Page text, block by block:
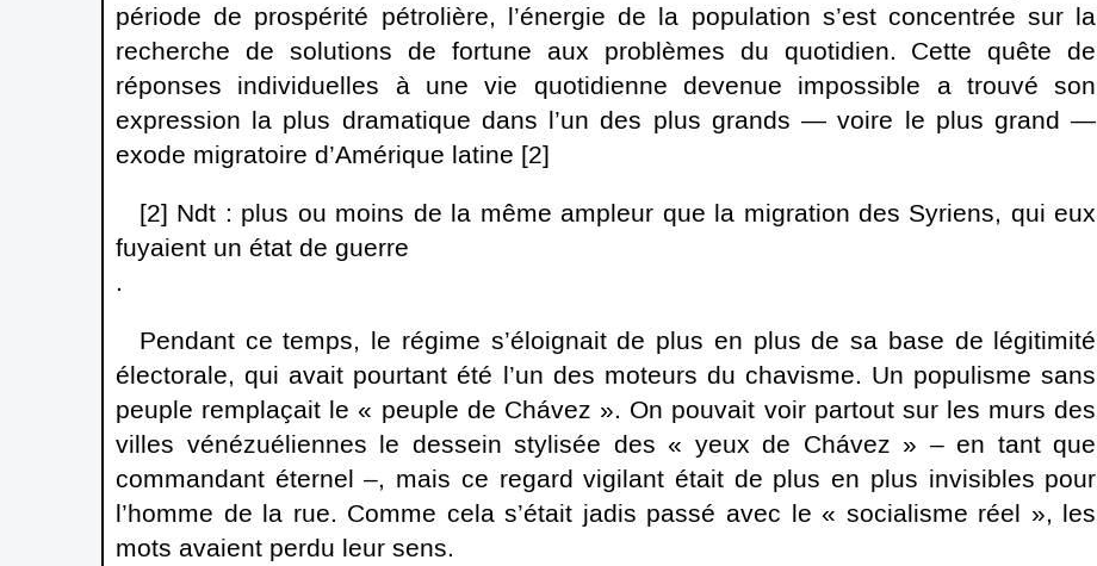
période de prospérité pétrolière, l’énergie de la population s’est concentrée sur la
recherche de solutions de fortune aux problèmes du quotidien. Cette quête de
réponses individuelles à une vie quotidienne devenue impossible a trouvé son
expression la plus dramatique dans l’un des plus grands — voire le plus grand —
exode migratoire d’Amérique latine [2]
[2] Ndt : plus ou moins de la même ampleur que la migration des Syriens, qui eux
fuyaient un état de guerre
.
Pendant ce temps, le régime s’éloignait de plus en plus de sa base de légitimité
électorale, qui avait pourtant été l’un des moteurs du chavisme. Un populisme sans
peuple remplaçait le « peuple de Chávez ». On pouvait voir partout sur les murs des
villes vénézuéliennes le dessein stylisée des « yeux de Chávez » – en tant que
commandant éternel –, mais ce regard vigilant était de plus en plus invisibles pour
l’homme de la rue. Comme cela s’était jadis passé avec le « socialisme réel », les
mots avaient perdu leur sens.